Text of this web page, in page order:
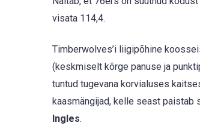
visata 114,4.
Timberwolves’i liigipõhine
(keskmiselt kõrge panuse ja
tuntud tugevana korvialuses
kaasmängijad, kelle seast paistab
Ingles.